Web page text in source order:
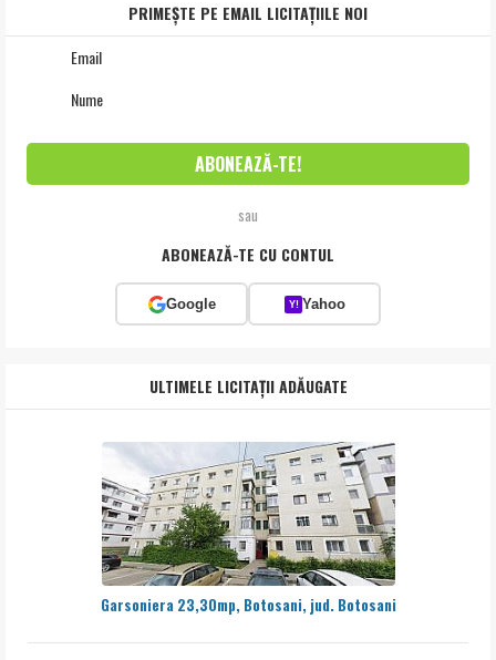
PRIMEȘTE PE EMAIL LICITAȚIILE NOI
sau
ABONEAZĂ-TE CU CONTUL
Google Y! Yahoo
ULTIMELE LICITAȚII ADĂUGATE
Garsoniera 23,30mp, Botosani, jud. Botosani